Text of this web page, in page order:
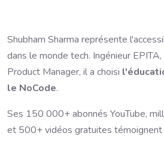
Shubham Sharma représente
dans le monde tech. Ingénieur
Product Manager, il a choisi
le NoCode.
Ses 150 000+ abonnés YouTube,
et 500+ vidéos gratuites témoignent